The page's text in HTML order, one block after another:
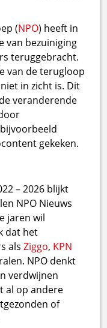
(NPO) heeft in
van bezuiniging
teruggebracht.
van de terugloop
in zicht is. Dit
veranderende
gekeken.
– 2026 blijkt
NPO Nieuws
jaren wil
dat het
alsZiggo, KPN
NPO denkt
verdwijnen
al op andere
of